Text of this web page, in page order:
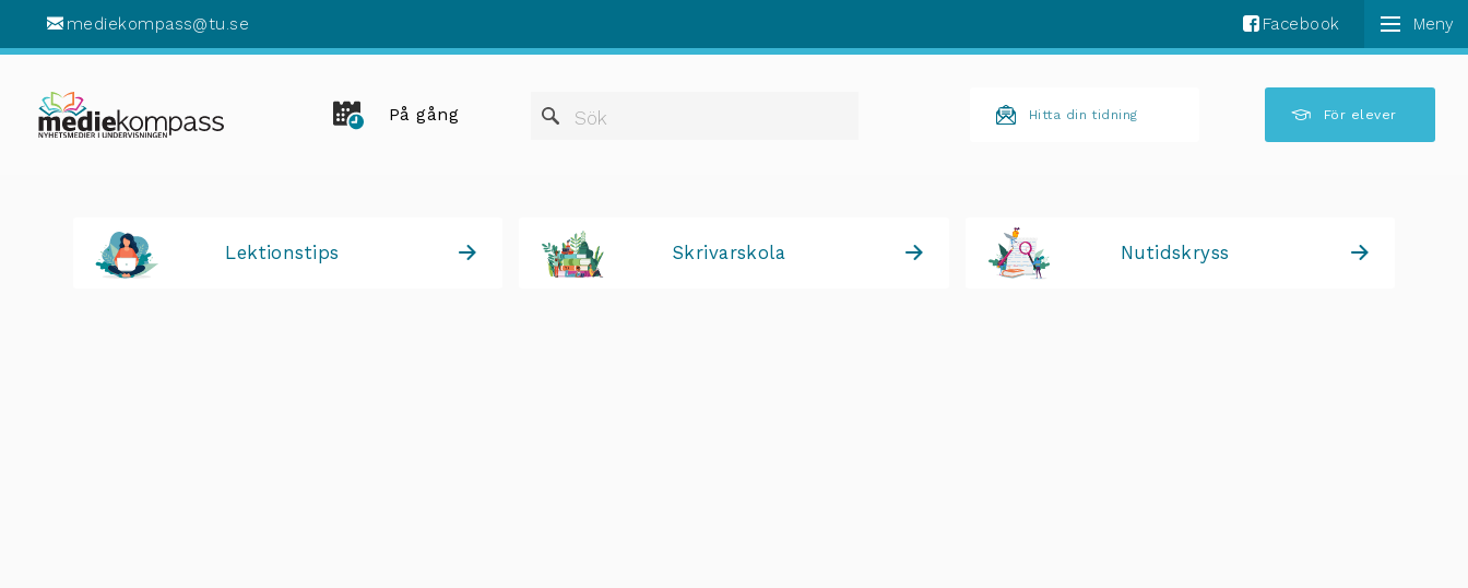
mediekompass@tu.se Facebook
På gång Sök
När automatisk komplettering av resultat är tillgängliga
Hitta din tidning För elever
Lektionstips Skrivarskola Nutidskryss